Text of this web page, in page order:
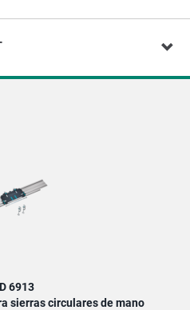
6913
sierras circulares de mano